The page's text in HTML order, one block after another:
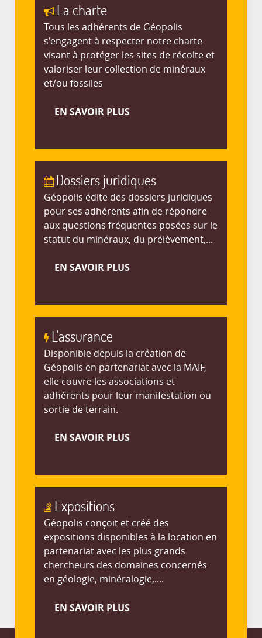
La charte
Tous les adhérents de Géopolis
s'engagent à respecter notre charte
visant à protéger les sites de récolte et
valoriser leur collection de minéraux
et/ou fossiles
EN SAVOIR PLUS
Dossiers juridiques
Géopolis édite des dossiers juridiques
pour ses adhérents afin de répondre
aux questions fréquentes posées sur le
statut du minéraux, du prélèvement,...
EN SAVOIR PLUS
L'assurance
Disponible depuis la création de
Géopolis en partenariat avec la MAIF,
elle couvre les associations et
adhérents pour leur manifestation ou
sortie de terrain.
EN SAVOIR PLUS
Expositions
Géopolis conçoit et créé des
expositions disponibles à la location en
partenariat avec les plus grands
chercheurs des domaines concernés
en géologie, minéralogie,....
EN SAVOIR PLUS